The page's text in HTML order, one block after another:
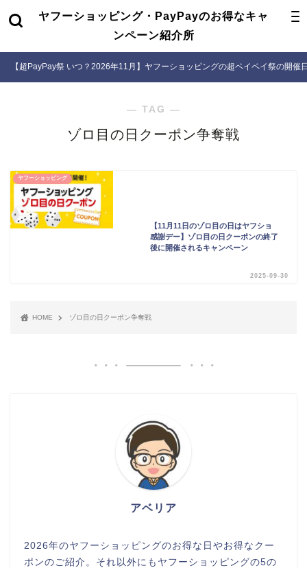
ヤフーショッピング・PayPayのお得なキャ
ンペーン紹介所
【超PayPay祭 いつ？2026年11月】ヤフーショッピングの超ペイペイ祭の開催
― TAG ―
ゾロ目の日クーポン争奪戦
ヤフーショッピング
【11月11日のゾロ目の日はヤフショ
感謝デー】ゾロ目の日クーポンの終了
後に開催されるキャンペーン
2025-09-30
HOME ゾロ目の日クーポン争奪戦
アベリア
2026年のヤフーショッピングのお得な日やお得なクー
ポンのご紹介。それ以外にもヤフーショッピングの5の